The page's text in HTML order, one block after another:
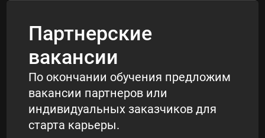
Партнерские
вакансии
По окончании обучения предложим
вакансии партнеров или
индивидуальных заказчиков для
старта карьеры.